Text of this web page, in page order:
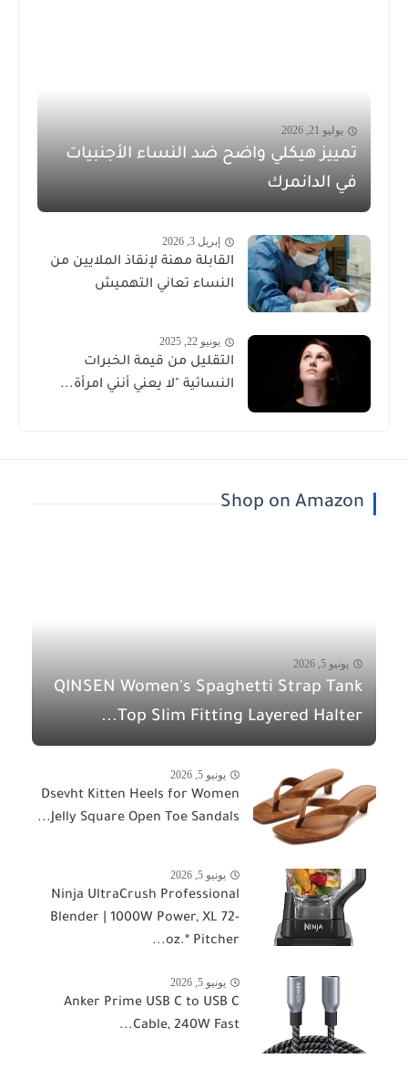
يوليو 21, 2026
تمييز هيكلي واضح ضد النساء الأجنبيات
في الدانمرك
إبريل 3, 2026
القابلة مهنة لإنقاذ الملايين من
النساء تعاني التهميش
يونيو 22, 2025
التقليل من قيمة الخبرات
النسائية "لا يعني أنني امرأة...
Shop on Amazon
يونيو 5, 2026
QINSEN Women's Spaghetti Strap Tank
Top Slim Fitting Layered Halter...
يونيو 5, 2026
Dsevht Kitten Heels for Women
Jelly Square Open Toe Sandals...
يونيو 5, 2026
Ninja UltraCrush Professional
Blender | 1000W Power, XL 72-
oz.* Pitcher...
يونيو 5, 2026
Anker Prime USB C to USB C
Cable, 240W Fast...